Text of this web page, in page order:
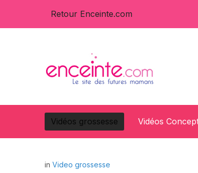
Retour Enceinte.com
Vidéos grossesse Vidéos
in Video grossesse